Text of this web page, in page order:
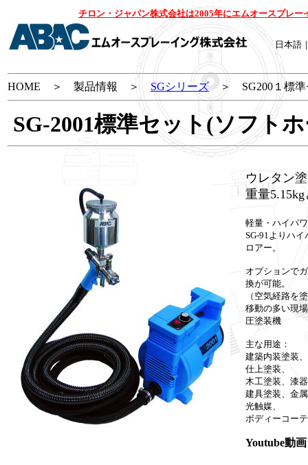
チロン・ジャパン株式会社は2005年にエムオースプレ
日本語
HOME ＞ 製品情報 ＞ SGシリーズ＞ SG200１標準
SG-2001標準セット(ソフト
ウレタン
重量
軽量・ハイパ
SG-91よりハ
ロアー。
オプションで
換が可能。
（空気経路を
移動の多い現
圧塗装機
主な用途：
建築内装塗装
仕上塗装、
木工塗装、漆
建具塗装、金
光触媒、
ボディーコー
Youtube動